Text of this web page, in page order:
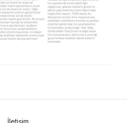
İletişim